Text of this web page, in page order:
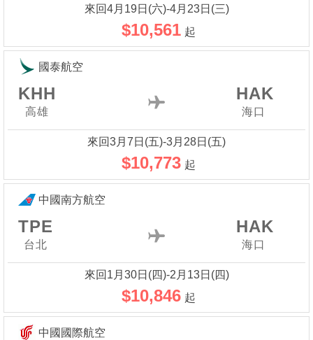
來回4月19日(六)-4月23日(三)
$10,561 起
國泰航空
KHH
高雄
HAK
海口
來回3月7日(五)-3月28日(五)
$10,773 起
中國南方航空
TPE
台北
HAK
海口
來回1月30日(四)-2月13日(四)
$10,846 起
中國國際航空